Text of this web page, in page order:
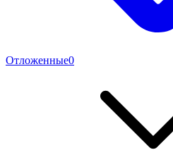
Отложенные0